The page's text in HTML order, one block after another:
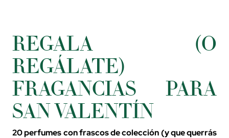
REGALA (O
REGÁLATE)
FRAGANCIAS PARA
SAN VALENTÍN
20 perfumes con frascos de colección (y que querrás